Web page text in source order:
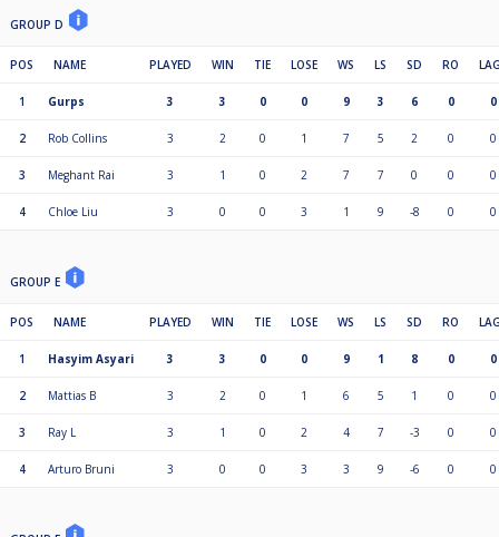
GROUP D
POS NAME PLAYED WIN TIE LOSE WS LS SD RO
1 Gurps 3 3 0 0 9 3 6 0 0
2 Rob Collins 3 2 0 1 7 5 2 0 0
3 Meghant Rai 3 1 0 2 7 7 0 0 0
4 Chloe Liu 3 0 0 3 1 9 -8 0 0
GROUP E
POS NAME PLAYED WIN TIE LOSE WS LS SD RO
1 Hasyim Asyari 3 3 0 0 9 1 8 0 0
2 Mattias B 3 2 0 1 6 5 1 0 0
3 Ray L 3 1 0 2 4 7 -3 0 0
4 Arturo Bruni 3 0 0 3 3 9 -6 0 0